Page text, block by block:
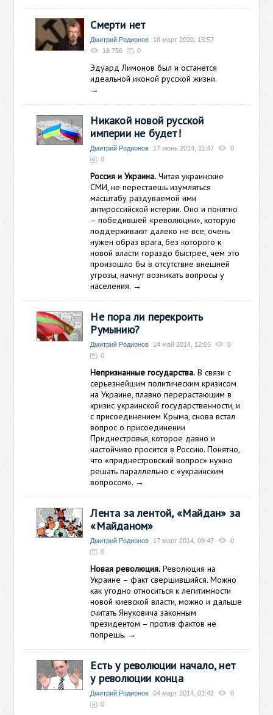
Смерти нет
Дмитрий Родионов
18 март 2020, 15:57
18 756
0
Эдуард Лимонов был и останется
идеальной иконой русской жизни.
→
Никакой новой русской
империи не будет!
Дмитрий Родионов 17 июнь 2014, 11:47
0
0
Россия и Украина. Читая украинские
СМИ, не перестаешь изумляться
масштабу раздуваемой ими
антироссийской истерии. Оно и понятно
– победившей «революции», которую
поддерживают далеко не все, очень
нужен образ врага, без которого к
новой власти гораздо быстрее, чем это
произошло бы в отсутствие внешней
угрозы, начнут возникать вопросы у
населения. →
Не пора ли перекроить
Румынию?
Дмитрий Родионов 14 май 2014, 12:05
0
0
Непризнанные государства. В связи с
серьезнейшим политическим кризисом
на Украине, плавно перерастающим в
кризис украинской государственности, и
с присоединением Крыма, снова встал
вопрос о присоединении
Приднестровья, которое давно и
настойчиво просится в Россию. Понятно,
что «приднестровский вопрос» нужно
решать параллельно с «украинским
вопросом». →
Лента за лентой, «Майдан» за
«Майданом»
Дмитрий Родионов 17 март 2014, 09:47
0
0
Новая революция. Революция на
Украине – факт свершившийся. Можно
как угодно относиться к легитимности
новой киевской власти, можно и дальше
считать Януковича законным
президентом – против фактов не
попрешь. →
Есть у революции начало, нет
у революции конца
Дмитрий Родионов 04 март 2014, 01:42
0
0